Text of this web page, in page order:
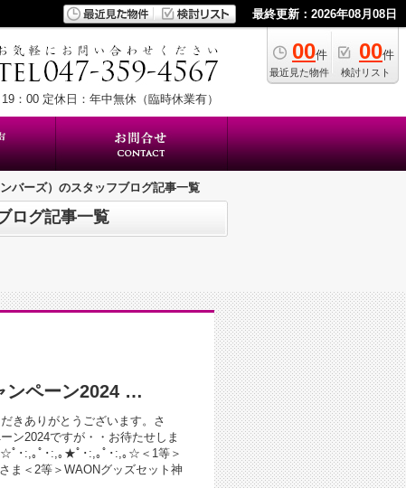
最終更新：2026年08月08日
00件
最近見た物件
00件
検討リスト
：00 定休日：年中無休（臨時休業有）
バーズ）のスタッフブログ記事一覧
ログ記事一覧
私たちの感謝を込めて - サマーキャンペーン2024 結果発表♪
きありがとうございます。さ
ン2024ですが・・お待たせしま
☆ﾟ･:,｡ﾟ･:,｡★ﾟ･:,｡ﾟ･:,｡☆＜1等＞
＜2等＞WAONグッズセット神